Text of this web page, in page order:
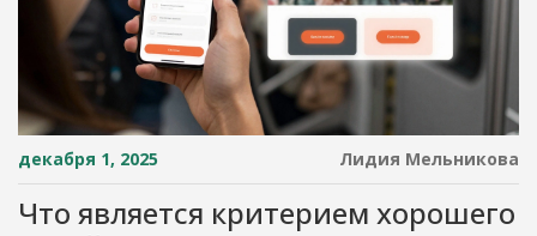
декабря 1, 2025 Лидия Мельникова
Что является критерием хорошего